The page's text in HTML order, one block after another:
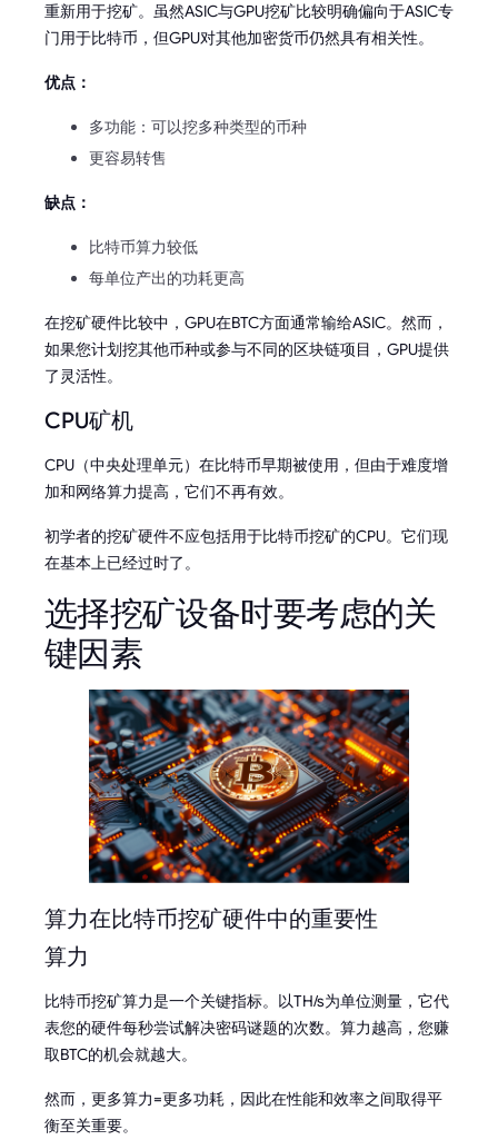
重新用于挖矿。虽然ASIC与GPU挖矿比较明确偏向于ASIC专
门用于比特币，但GPU对其他加密货币仍然具有相关性。
优点：
多功能：可以挖多种类型的币种
更容易转售
缺点：
比特币算力较低
每单位产出的功耗更高
在挖矿硬件比较中，GPU在BTC方面通常输给ASIC。然而，
如果您计划挖其他币种或参与不同的区块链项目，GPU提供
了灵活性。
CPU矿机
CPU（中央处理单元）在比特币早期被使用，但由于难度增
加和网络算力提高，它们不再有效。
初学者的挖矿硬件不应包括用于比特币挖矿的CPU。它们现
在基本上已经过时了。
选择挖矿设备时要考虑的关
键因素
算力在比特币挖矿硬件中的重要性
算力
比特币挖矿算力是一个关键指标。以TH/s为单位测量，它代
表您的硬件每秒尝试解决密码谜题的次数。算力越高，您赚
取BTC的机会就越大。
然而，更多算力=更多功耗，因此在性能和效率之间取得平
衡至关重要。